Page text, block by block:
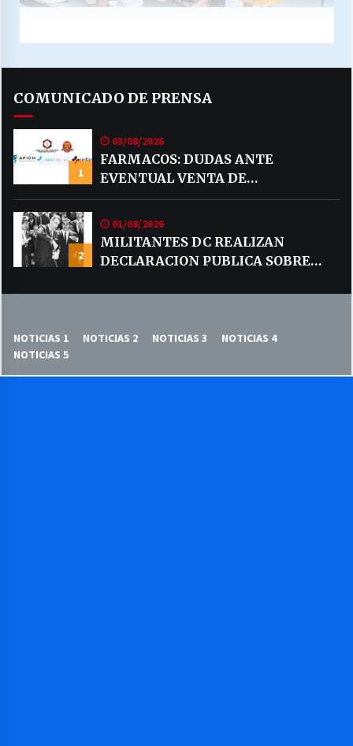
COMUNICADO DE PRENSA
1
03/08/2026
FARMACOS: DUDAS ANTE
EVENTUAL VENTA DE
MEDICAMENTOS POR MERCADO
LIBRE
2
01/08/2026
MILITANTES DC REALIZAN
DECLARACION PUBLICA SOBRE
NOTICIAS 1 NOTICIAS 2 NOTICIAS 3
NOTICIAS 4
NOTICIAS 5